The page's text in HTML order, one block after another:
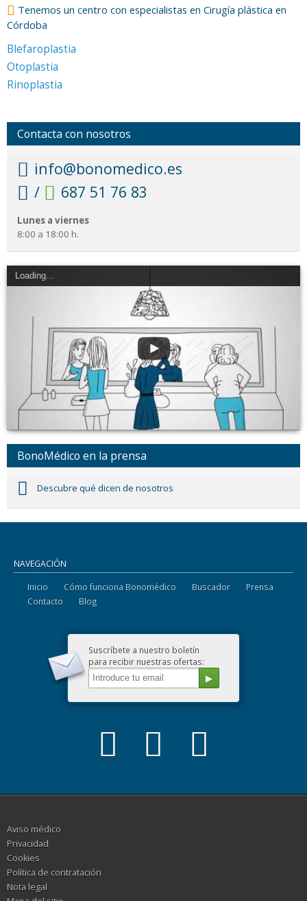
Tenemos un centro con especialistas en Cirugía plástica en
Córdoba
Blefaroplastia
Otoplastia
Rinoplastia
Contacta con nosotros
info@bonomedico.es
/
687 51 76 83
Lunes a viernes
8:00 a 18:00 h.
Loading...
BonoMédico en la prensa
Descubre qué dicen de nosotros
NAVEGACIÓN
Inicio Cómo funciona Bonomédico Buscador
Prensa
Contacto
Blog
Suscríbete a nuestro boletín
para recibir nuestras ofertas:
Aviso médico
Privacidad
Cookies
Política de contratación
Nota legal